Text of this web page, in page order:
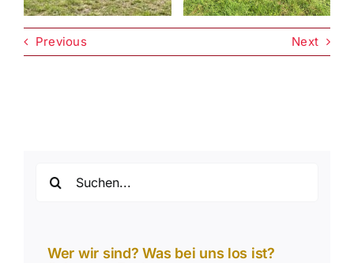
Previous Next
nach:
Wer wir sind? Was bei uns los ist?